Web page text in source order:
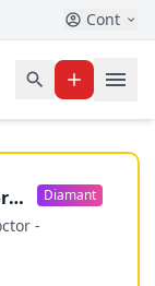
Cont
Diamant
-